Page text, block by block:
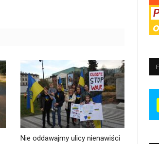
Nie oddawajmy ulicy nienawiści